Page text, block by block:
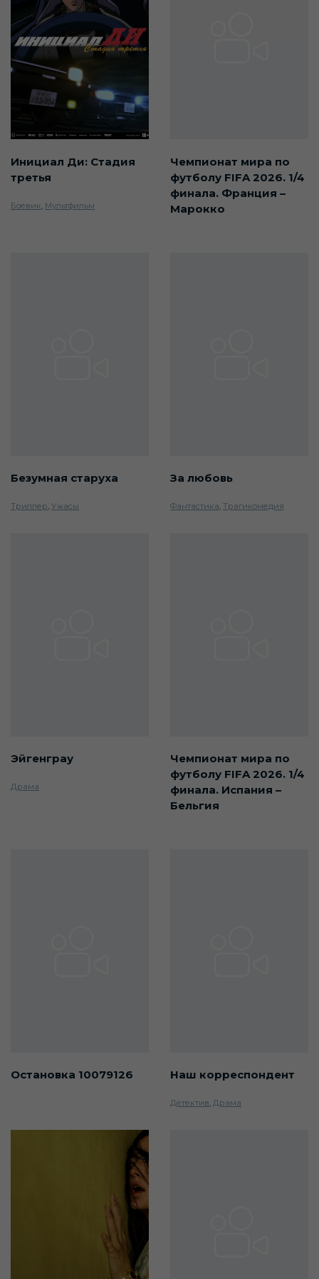
Инициал Ди: Стадия
третья
Боевик Мультфильм
Чемпионат мира по
футболу FIFA 2026. 1/4
финала. Франция –
Марокко
Безумная старуха
Триллер, Ужасы
За любовь
Фантастика, Трагикомедия
Эйгенграу
Драма
Чемпионат мира по
футболу FIFA 2026. 1/4
финала. Испания –
Бельгия
Остановка 10079126 Наш корреспондент
Детектив, Драма